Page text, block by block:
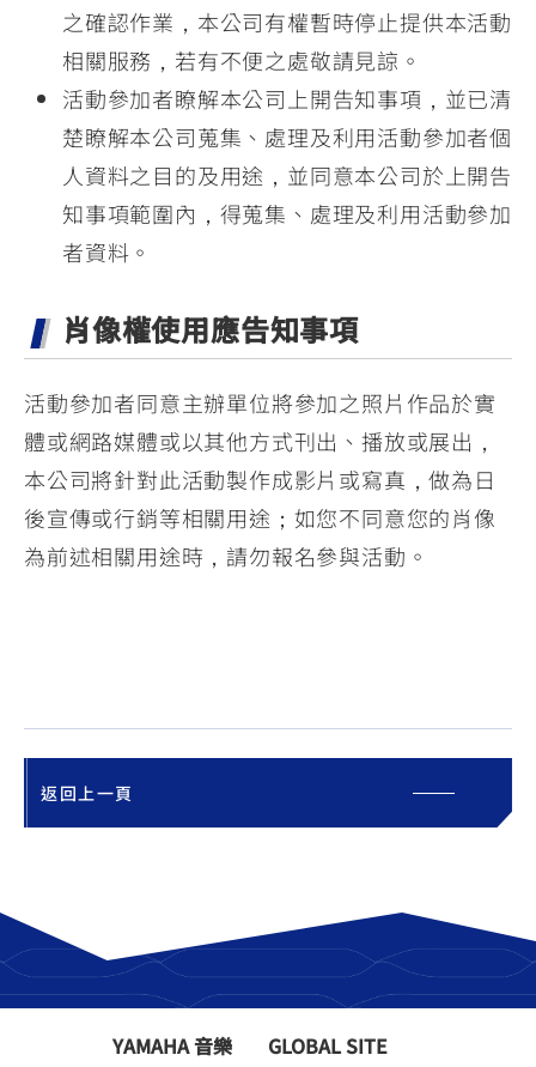
之確認作業，本公司有權暫時停止提供本活動
相關服務，若有不便之處敬請見諒。
活動參加者瞭解本公司上開告知事項，並已清
楚瞭解本公司蒐集、處理及利用活動參加者個
人資料之目的及用途，並同意本公司於上開告
知事項範圍內，得蒐集、處理及利用活動參加
者資料。
肖像權使用應告知事項
活動參加者同意主辦單位將參加之照片作品於實
體或網路媒體或以其他方式刊出、播放或展出，
本公司將針對此活動製作成影片或寫真，做為日
後宣傳或行銷等相關用途；如您不同意您的肖像
為前述相關用途時，請勿報名參與活動。
返回上一頁
YAMAHA 音樂 GLOBAL SITE